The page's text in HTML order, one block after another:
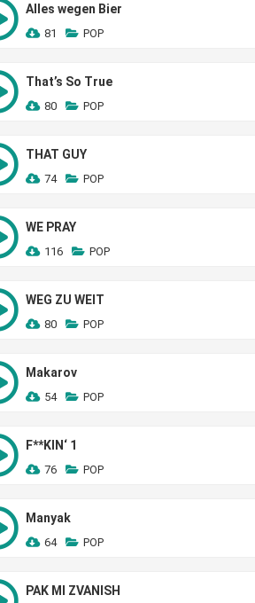
Alles wegen Bier
81 POP
That’s So True
80 POP
THAT GUY
74 POP
WE PRAY
116 POP
WEG ZU WEIT
80 POP
Makarov
54 POP
F**KIN‘ 1
76 POP
Manyak
64 POP
PAK MI ZVANISH